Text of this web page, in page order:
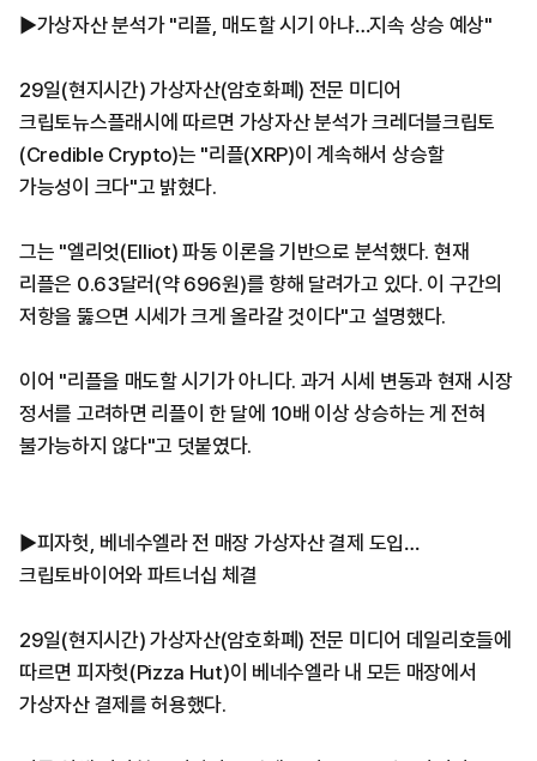
▶가상자산 분석가 "리플, 매도할 시기 아냐…지속 상승 예상"
29일(현지시간) 가상자산(암호화폐) 전문 미디어
크립토뉴스플래시에 따르면 가상자산 분석가 크레더블크립토
(Credible Crypto)는 "리플(XRP)이 계속해서 상승할
가능성이 크다"고 밝혔다.
그는 "엘리엇(Elliot) 파동 이론을 기반으로 분석했다. 현재
리플은 0.63달러(약 696원)를 향해 달려가고 있다. 이 구간의
저항을 뚫으면 시세가 크게 올라갈 것이다"고 설명했다.
이어 "리플을 매도할 시기가 아니다. 과거 시세 변동과 현재 시장
정서를 고려하면 리플이 한 달에 10배 이상 상승하는 게 전혀
불가능하지 않다"고 덧붙였다.
▶피자헛, 베네수엘라 전 매장 가상자산 결제 도입…
크립토바이어와 파트너십 체결
29일(현지시간) 가상자산(암호화폐) 전문 미디어 데일리호들에
따르면 피자헛(Pizza Hut)이 베네수엘라 내 모든 매장에서
가상자산 결제를 허용했다.